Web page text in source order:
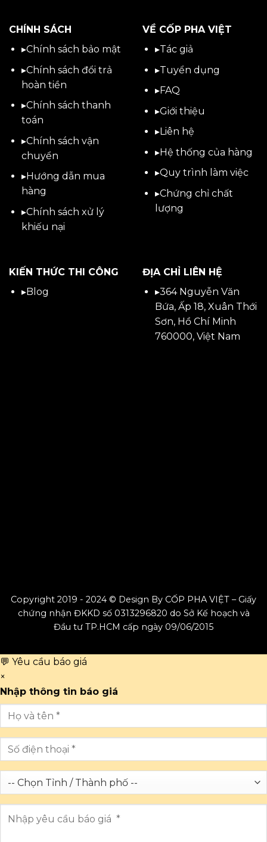
CHÍNH SÁCH
▸Chính sách bảo mật
▸Chính sách đổi trả
hoàn tiền
▸Chính sách thanh
toán
▸Chính sách vận
chuyển
▸Hướng dẫn mua
hàng
▸Chính sách xử lý
khiếu nại
VỀ CỐP PHA VIỆT
▸Tác giả
▸Tuyển dụng
▸FAQ
▸Giới thiệu
▸Liên hệ
▸Hệ thống của hàng
▸Quy trình làm việc
▸Chứng chỉ chất
lượng
KIẾN THỨC THI CÔNG
▸Blog
ĐỊA CHỈ LIÊN HỆ
▸364 Nguyễn Văn
Bứa, Ấp 18, Xuân Thới
Sơn, Hồ Chí Minh
760000, Việt Nam
Copyright 2019 - 2024 © Design By CỐP PHA VIỆT – Giấy
chứng nhận ĐKKD số 0313296820 do Sở Kế hoạch và
Đầu tư TP.HCM cấp ngày 09/06/2015
💬 Yêu cầu báo giá
×
Nhập thông tin báo giá